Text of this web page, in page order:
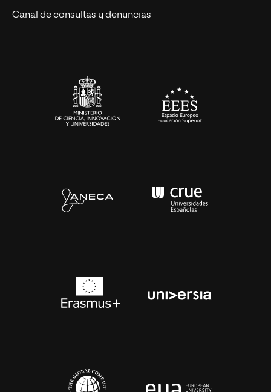
Eventos
Canal de consultas y denuncias